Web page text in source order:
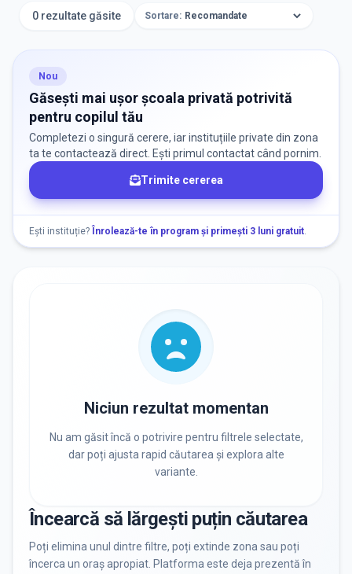
Nu există informații despre locuri libere
Resetează filtrele
0 rezultate găsite Sortare:
Nou
Găsești mai ușor școala privată potrivită
pentru copilul tău
Completezi o singură cerere, iar instituțiile private din zona
ta te contactează direct. Ești primul contactat când pornim.
Trimite cererea
Ești instituție? Înrolează-te în program și primești 3 luni gratuit.
Niciun rezultat momentan
Nu am găsit încă o potrivire pentru filtrele selectate,
dar poți ajusta rapid căutarea și explora alte
variante.
Încearcă să lărgești puțin căutarea
Poți elimina unul dintre filtre, poți extinde zona sau poți
încerca un oraș apropiat. Platforma este deja prezentă în